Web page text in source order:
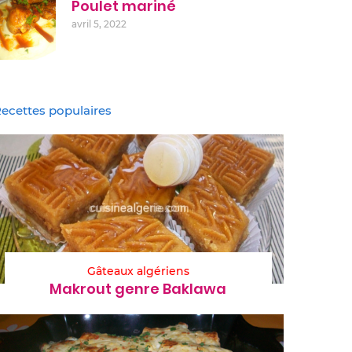
Poulet mariné
avril 5, 2022
populaires
Gâteaux algériens
Makrout genre Baklawa